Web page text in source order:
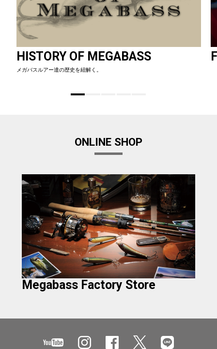
HISTORY OF MEGABASS
メガバスルアー達の歴史を紐解く。
ONLINE SHOP
Megabass Factory Store